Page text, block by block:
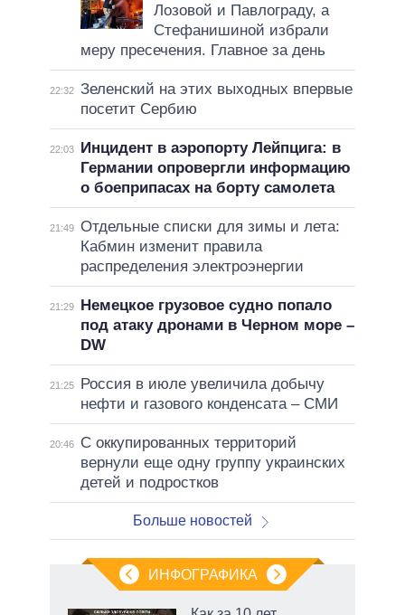
Лозовой и Павлограду, а
Стефанишиной избрали
меру пресечения. Главное за день
22:32 Зеленский на этих выходных впервые
посетит Сербию
22:03
Инцидент в аэропорту Лейпцига: в
Германии опровергли информацию
о боеприпасах на борту самолета
21:49 Отдельные списки для зимы и лета:
Кабмин изменит правила
распределения электроэнергии
21:29
Немецкое грузовое судно попало
под атаку дронами в Черном море –
DW
21:25
Россия в июле увеличила добычу
нефти и газового конденсата – СМИ
20:46
С оккупированных территорий
вернули еще одну группу украинских
детей и подростков
Больше новостей
ИНФОГРАФИКА